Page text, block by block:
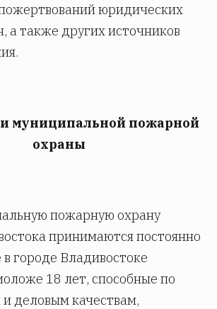
юридических
а также других источников
муниципальной пожарной
охраны
пожарную охрану
принимаются постоянно
городе Владивостоке
18 лет, способные по
деловым качествам,